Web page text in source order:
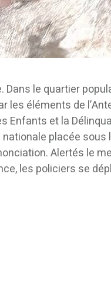
Dans le quartier
les éléments de
Enfants et la
placée sous
Alertés le
les policiers se